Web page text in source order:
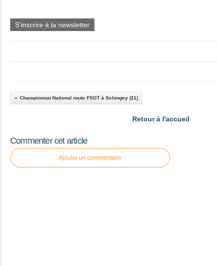
S'inscrire à la newsletter
Championnat National route FSGT à Selongey (21)
Retour à l'accueil
Commenter cet article
Ajouter un commentaire